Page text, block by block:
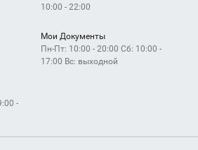
10:00 - 22:00
Мои Документы
Пн-Пт: 10:00 - 20:00 Сб: 10:00 -
17:00 Вс: выходной
-